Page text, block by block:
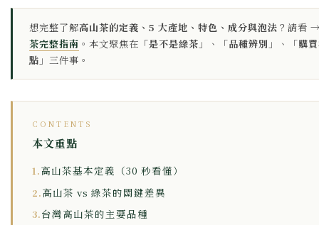
想完整了解高山茶的定義、5 大產地、特色、成分與泡法 ？請看
茶完整指南 。本文聚焦在「是不是綠茶 」、「品種辨別 」、「購
點 」三件事。
CONTENTS
本文重點
1.高山茶基本定義（30 秒看懂）
2.高山茶 vs 綠茶的關鍵差異
3.台灣高山茶的主要品種